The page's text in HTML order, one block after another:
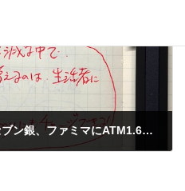
今日のピックアップ記事「セブン銀、ファミマにATM1.6万台 国内最大規模に」